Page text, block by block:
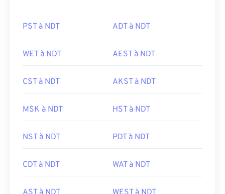
PST à NDT ADT à NDT
WET à NDT AEST à NDT
CST à NDT AKST à NDT
MSK à NDT HST à NDT
NST à NDT PDT à NDT
CDT à NDT WAT à NDT